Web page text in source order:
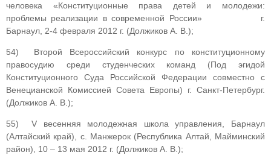
человека «Конституционные права детей и молодежи:
проблемы реализации в современной России» г.
Барнаул, 2-4 февраля 2012 г. (Должиков А. В.);
54) Второй Всероссийский конкурс по конституционному
правосудию среди студенческих команд (Под эгидой
Конституционного Суда Российской Федерации совместно с
Венецианской Комиссией Совета Европы) г. Санкт-Петербург.
(Должиков А. В.);
55) V весенняя молодежная школа управления, Барнаул
(Алтайский край), с. Манжерок (Республика Алтай, Майминский
район), 10 – 13 мая 2012 г. (Должиков А. В.);